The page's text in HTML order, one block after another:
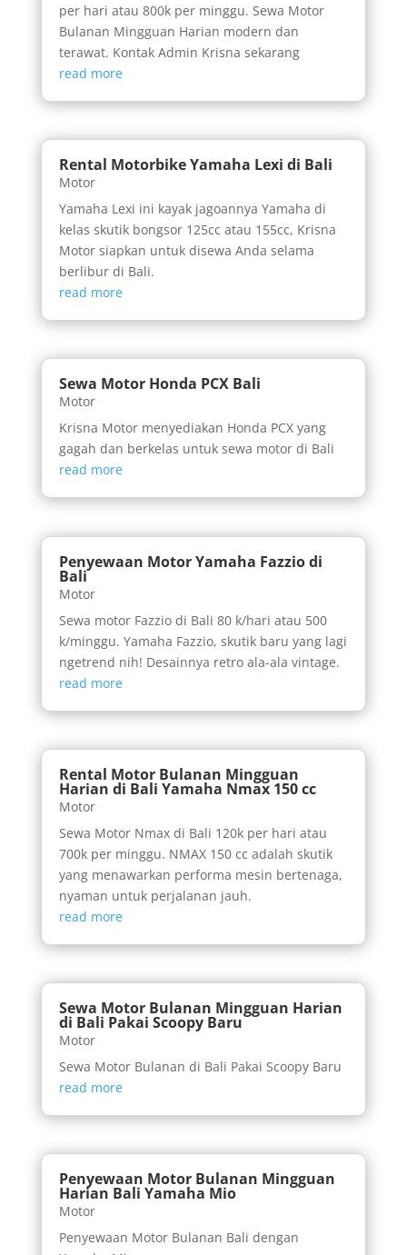
per hari atau 800k per minggu. Sewa Motor
Bulanan Mingguan Harian modern dan
terawat. Kontak Admin Krisna sekarang
read more
Rental Motorbike Yamaha Lexi di Bali
Motor
Yamaha Lexi ini kayak jagoannya Yamaha di
kelas skutik bongsor 125cc atau 155cc, Krisna
Motor siapkan untuk disewa Anda selama
berlibur di Bali.
read more
Sewa Motor Honda PCX Bali
Motor
Krisna Motor menyediakan Honda PCX yang
gagah dan berkelas untuk sewa motor di Bali
read more
Penyewaan Motor Yamaha Fazzio di
Bali
Motor
Sewa motor Fazzio di Bali 80 k/hari atau 500
k/minggu. Yamaha Fazzio, skutik baru yang lagi
ngetrend nih! Desainnya retro ala-ala vintage.
read more
Rental Motor Bulanan Mingguan
Harian di Bali Yamaha Nmax 150 cc
Motor
Sewa Motor Nmax di Bali 120k per hari atau
700k per minggu. NMAX 150 cc adalah skutik
yang menawarkan performa mesin bertenaga,
nyaman untuk perjalanan jauh.
read more
Sewa Motor Bulanan Mingguan Harian
di Bali Pakai Scoopy Baru
Motor
Sewa Motor Bulanan di Bali Pakai Scoopy Baru
read more
Penyewaan Motor Bulanan Mingguan
Harian Bali Yamaha Mio
Motor
Penyewaan Motor Bulanan Bali dengan